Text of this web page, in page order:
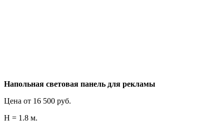
Напольная световая панель для рекламы
Цена от 16 500 руб.
H = 1.8 м.